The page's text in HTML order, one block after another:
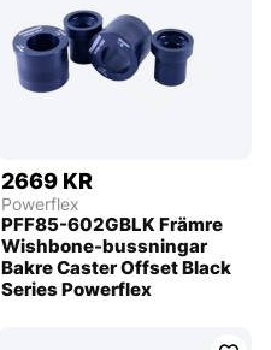
2669 KR
Powerflex
PFF85-602GBLK Främre
Wishbone-bussningar
Bakre Caster Offset Black
Series Powerflex